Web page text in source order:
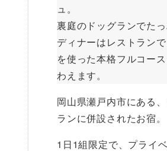
ュ。
裏庭のドッグランでたっ
ディナーはレストラン
を使った本格フルコー
わえます。
岡山県瀬戸内市にある
ランに併設されたお宿。
1日1組限定で、プライ